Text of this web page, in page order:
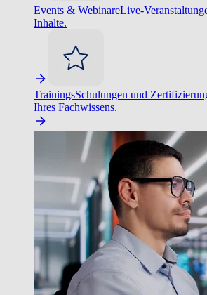
Events & WebinareLive-
Inhalte.
TrainingsSchulungen und
Ihres Fachwissens.